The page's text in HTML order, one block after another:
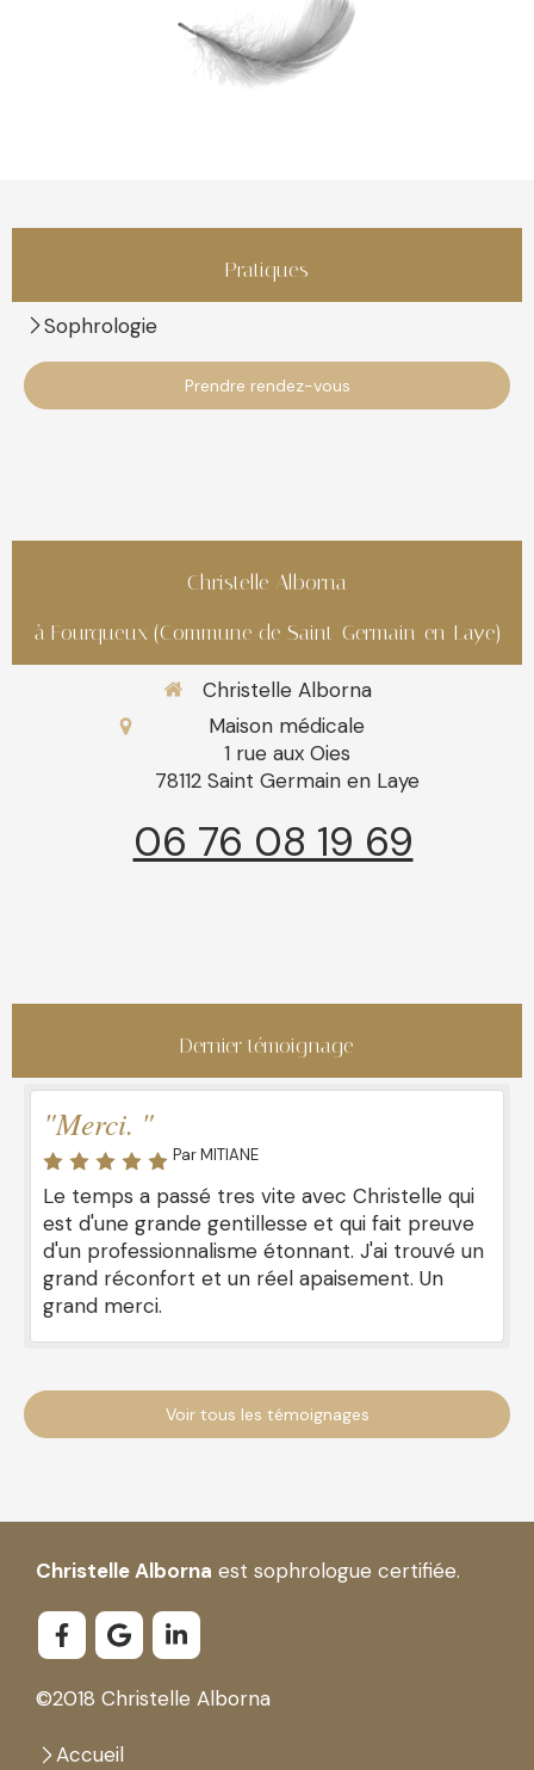
Pratiques
Sophrologie
Prendre rendez-vous
Christelle Alborna
à Fourqueux (Commune de Saint-Germain-en-Laye)
Christelle Alborna
Maison médicale
1 rue aux Oies
78112 Saint Germain en Laye
06 76 08 19 69
Dernier témoignage
"Merci. "
Par MITIANE
Le temps a passé tres vite avec Christelle qui
est d'une grande gentillesse et qui fait preuve
d'un professionnalisme étonnant. J'ai trouvé un
grand réconfort et un réel apaisement. Un
grand merci.
Voir tous les témoignages
Christelle Alborna est sophrologue certifiée.
©2018 Christelle Alborna
Accueil